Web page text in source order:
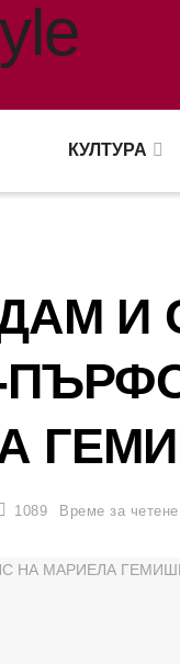
КУЛТУРА
И
1089 Време за